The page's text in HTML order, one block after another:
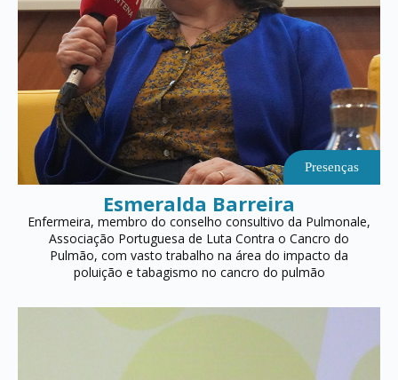
Presenças
Esmeralda Barreira
Enfermeira, membro do conselho consultivo da Pulmonale,
Associação Portuguesa de Luta Contra o Cancro do
Pulmão, com vasto trabalho na área do impacto da
poluição e tabagismo no cancro do pulmão